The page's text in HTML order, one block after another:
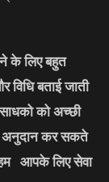
के लिए बहुत
बताई जाती
को अच्छी
अनुदान कर सकते
आपके लिए सेवा